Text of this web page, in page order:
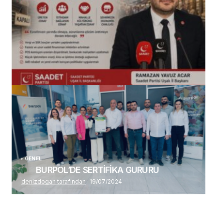
(başlıksız)
Alaattin Karahan tarafından 14/07/2026
GENEL
BURPOL’DE SERTİFİKA GURURU
denizdogan tarafından 19/07/2024